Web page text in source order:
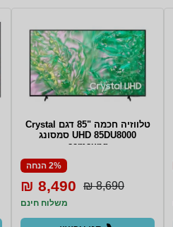
טלווזיה חכמה "85 דגם Crystal
UHD 85DU8000 סמסונג
samsung
2% הנחה
8,690 ₪
8,490 ₪
משלוח חינם